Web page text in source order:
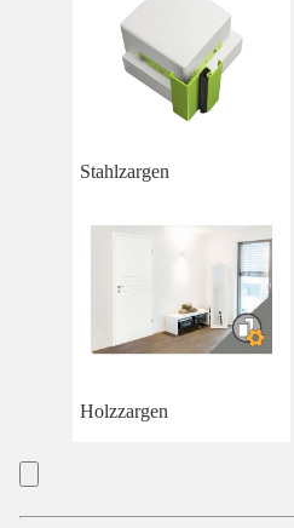
Stahlzargen
Holzzargen